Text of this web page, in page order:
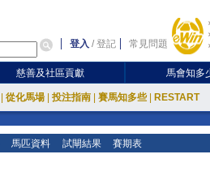
登入 /登記 常見問題
慈善及社區貢獻 馬會知多
從化馬場 投注指南 賽馬知多些 RESTART
馬匹資料 試閘結果 賽期表